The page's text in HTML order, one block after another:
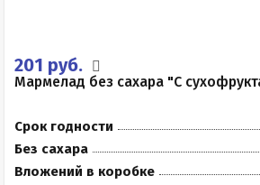
201 руб.
Мармелад без сахара "С
Срок годности
Без сахара
Вложений в коробке